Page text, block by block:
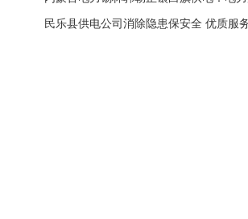
民乐县供电公司消除隐患保安全 优质服务